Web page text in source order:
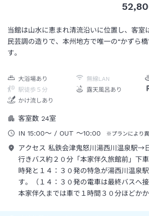
当館は山水に恵まれ清流沿いに位置し、客室
民芸調の造りで、本州地方で唯一の“かずら
す。
大浴場あり 無線LAN
駅徒歩５分
露天風呂あり
かけ流しあり
客室数 24室
IN 15:00～ / OUT ～10:00 ※プランにより
アクセス 私鉄会津鬼怒川湯西川温泉駅→
行きバス約２０分「本家伴久旅館前」下
時発と１４：３０発の特急が湯西川温泉
す。（１４：３０発の電車は最終バスへ
本家伴久までは車で１時間３０分ほどかか